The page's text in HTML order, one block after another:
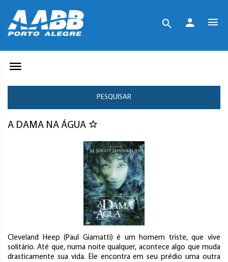
PESQUISAR
A DAMA NA ÁGUA
Cleveland Heep (Paul Giamatti) é um homem triste, que vive
solitário. Até que, numa noite qualquer, acontece algo que muda
drasticamente sua vida. Ele encontra em seu prédio uma outra